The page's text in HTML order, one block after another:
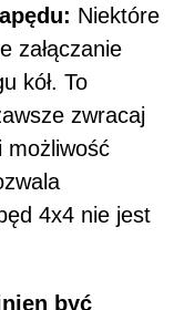
Niektóre
załączanie
kół. To
zwracaj
możliwość
4x4 nie jest
być